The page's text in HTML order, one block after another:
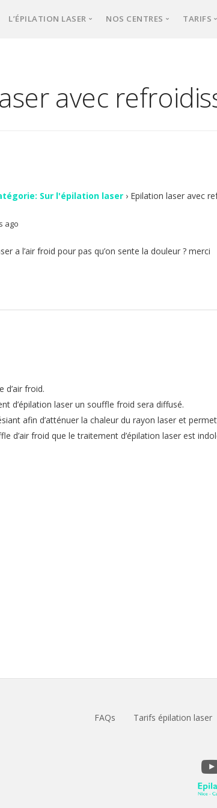
L’ÉPILATION LASER
L’épilation laser : comment ça marche ?
Vos avis
NOS CENTRES
FREJUS
TARIFS
avec
Sur l'épilation laser › Epilation laser avec
ago
a l’air froid pour pas qu’on sente la douleur ? merci
d’air froid.
d’épilation laser un souffle froid sera diffusé.
afin d’atténuer la chaleur du rayon laser et
d’air froid que le traitement d’épilation laser est
FAQs Tarifs épilation laser